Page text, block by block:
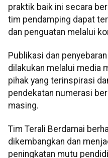
praktik baik ini secara
tim pendamping dapat
dan penguatan melalui
Publikasi dan
dilakukan melalui media
pihak yang terinspirasi
pendekatan numerasi
masing.
Tim Terali Berdamai
dikembangkan dan
peningkatan mutu